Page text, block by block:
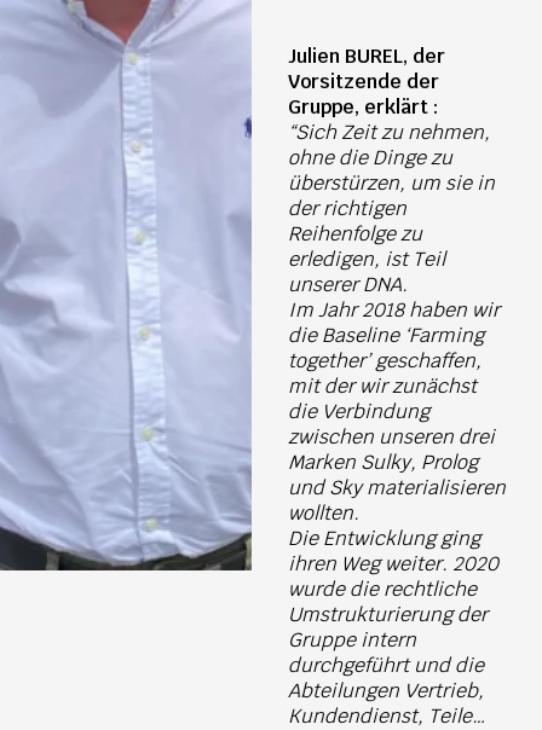
Julien BUREL, der
Vorsitzende der
Gruppe, erklärt :
“Sich Zeit zu nehmen,
ohne die Dinge zu
überstürzen, um sie in
der richtigen
Reihenfolge zu
erledigen, ist Teil
unserer DNA.
Im Jahr 2018 haben wir
die Baseline ‘Farming
together’ geschaffen,
mit der wir zunächst
die Verbindung
zwischen unseren drei
Marken Sulky, Prolog
und Sky materialisieren
wollten.
Die Entwicklung ging
ihren Weg weiter. 2020
wurde die rechtliche
Umstrukturierung der
Gruppe intern
durchgeführt und die
Abteilungen Vertrieb,
Kundendienst, Teile…